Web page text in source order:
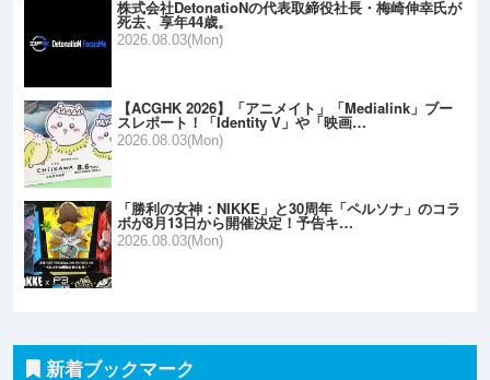
株式会社DetonatioNの代表取締役社長・梅崎伸幸氏が
死去、享年44歳。
2026.08.03(Mon)
【ACGHK 2026】「アニメイト」「Medialink」ブー
スレポート！「Identity V」や「映画…
2026.08.03(Mon)
「勝利の女神：NIKKE」と30周年「ペルソナ」のコラ
ボが8月13日から開催決定！予告キ…
2026.08.03(Mon)
新着ブックマーク